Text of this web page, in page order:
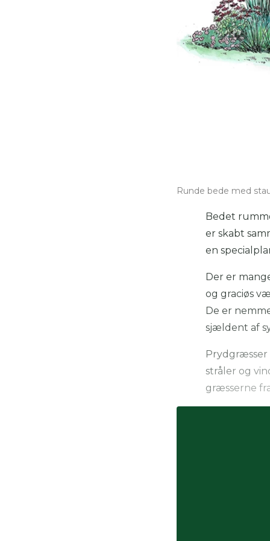
Runde bede med
Bedet
er skabt
en
Der er
og graciøs
De er
sjældent af
Prydgræsser
stråler og
græsserne